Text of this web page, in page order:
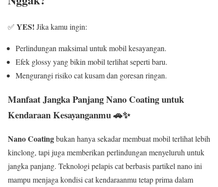
✅ YES! Jika kamu ingin:
Perlindungan maksimal untuk mobil kesayangan.
Efek glossy yang bikin mobil terlihat seperti baru.
Mengurangi risiko cat kusam dan goresan ringan.
Manfaat Jangka Panjang Nano Coating untuk
Kendaraan Kesayanganmu 🚗✨
Nano Coatingbukan hanya sekadar membuat mobil terlihat lebih
kinclong, tapi juga memberikan perlindungan menyeluruh untuk
jangka panjang. Teknologi pelapis cat berbasis partikel nano ini
mampu menjaga kondisi cat kendaraanmu tetap prima dalam